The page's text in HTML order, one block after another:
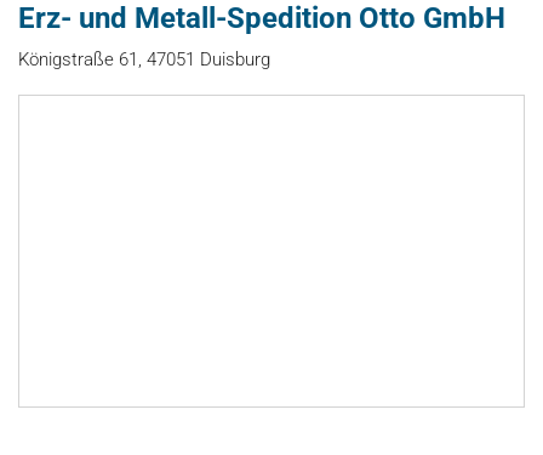
Erz- und Metall-Spedition Otto GmbH
Königstraße 61, 47051 Duisburg